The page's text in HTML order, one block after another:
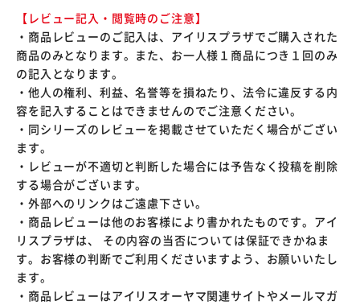
【レビュー記入・閲覧時のご注意】
・商品レビューのご記入は、アイリスプラザでご購入された
商品のみとなります。また、お一人様１商品につき１回のみ
の記入となります。
・他人の権利、利益、名誉等を損ねたり、法令に違反する内
容を記入することはできませんのでご注意ください。
・同シリーズのレビューを掲載させていただく場合がござい
ます。
・レビューが不適切と判断した場合には予告なく投稿を削除
する場合がございます。
・外部へのリンクはご遠慮下さい。
・商品レビューは他のお客様により書かれたものです。アイ
リスプラザは、 その内容の当否については保証できかねま
す。お客様の判断でご利用くださいますよう、お願いいたし
ます。
・商品レビューはアイリスオーヤマ関連サイトやメールマガ